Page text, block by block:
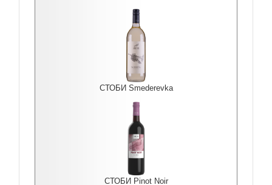
СТОБИ Smederevka
СТОБИ Pinot Noir